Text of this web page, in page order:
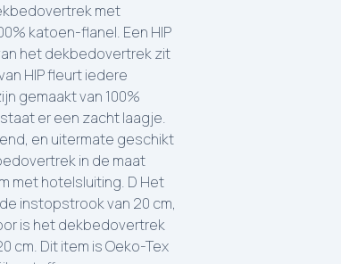
met
katoen-flanel. Een HIP
het dekbedovertrek zit
HIP fleurt iedere
gemaakt van 100%
er een zacht laagje.
en uitermate geschikt
in de maat
met hotelsluiting. D Het
instopstrook van 20 cm,
is het dekbedovertrek
cm. Dit item is Oeko-Tex